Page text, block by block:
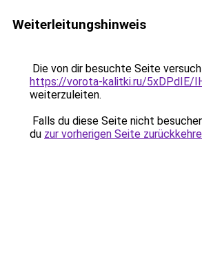
Weiterleitungshinweis
Die von dir besuchte Seite
https://vorota-kalitki.ru/5xDPdIE/
weiterzuleiten.
Falls du diese Seite nicht
du zur vorherigen Seite